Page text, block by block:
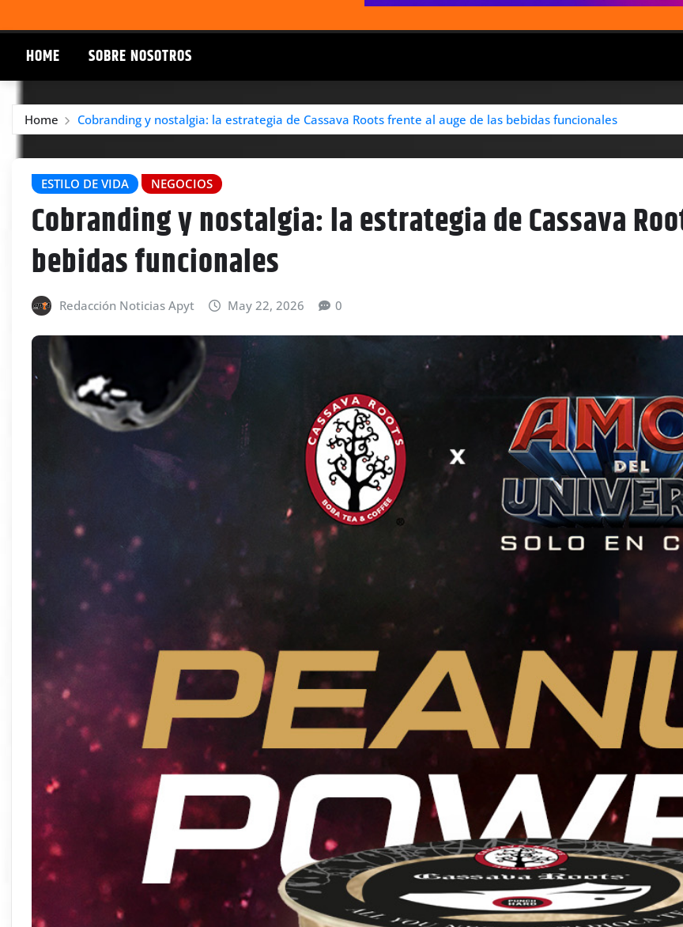
HOME SOBRE NOSOTROS
Home Cobranding y nostalgia: la estrategia de Cassava Roots frente al auge de las bebidas funcionales
ESTILO DE VIDA NEGOCIOS
Cobranding y nostalgia: la estrategia de Cassava
bebidas funcionales
Redacción Noticias Apyt May 22, 2026 0